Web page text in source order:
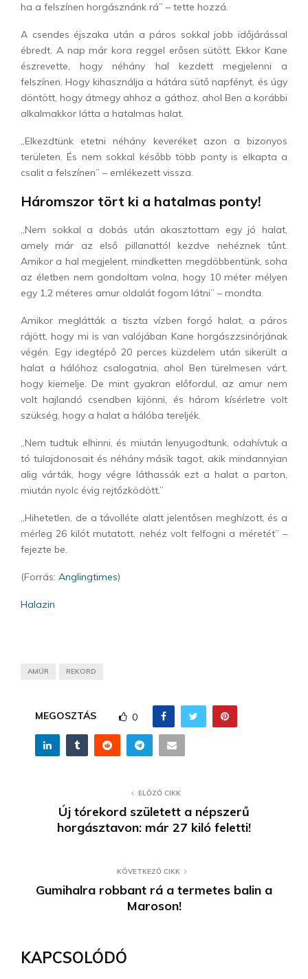
ha a felszínen horgásznánk rá” – tette hozzá.
A csendes éjszaka után a páros sokkal jobb időjárással
ébredt. A nap már kora reggel erősen sütött. Ekkor Kane
észrevette, hogy néhány hal kezdett megjelenni a
felszínen. Hogy kihasználja a hátára sütő napfényt, és úgy
döntött, hogy átmegy ahhoz a gáthoz, ahol Ben a korábbi
alkalmakkor látta a hatalmas halat.
„Elkezdtünk etetni néhány keveréket azon a bizonyos
területen. És nem sokkal később több ponty is elkapta a
csalit a felszínen” – emlékezett vissza.
Háromszor tört ki a hatalmas ponty!
„Nem sokkal a dobás után akasztottam egy jó halat,
amely már az első pillanattól kezdve nehéznek tűnt.
Amikor a hal megjelent, mindketten megdöbbentünk, soha
az életben nem gondoltam volna, hogy 10 méter mélyen
egy 1,2 méteres amur oldalát fogom látni” – mondta.
Amikor meglátták a tiszta vízben forgó halat, a páros
rájött, hogy mi is van valójában Kane horgászzsinórjának
végén. Egy idegtépő 20 perces küzdelem után sikerült a
halat a hálóhoz csalogatnia, ahol Ben türelmesen várt,
hogy kiemelje. De mint gyakran előfordul, az amur nem
volt hajlandó csendben kijönni, és három kísérletre volt
szükség, hogy a halat a hálóba tereljék.
„Nem tudtuk elhinni, és miután lenyugodtunk, odahívtuk a
tó tulajdonosait és néhány másik tagot, akik mindannyian
alig várták, hogy végre láthassák ezt a halat a parton,
miután nyolc évig rejtőzködött.”
„Hihetetlen, de a távolléte alatt jelentősen meghízott, és a
mérleg 26 kilót mutatott, nehéz volt felfogni a méretét” –
fejezte be.
(Forrás: Anglingtimes)
Halazin
AMÚR REKORD
MEGOSZTÁS 0
ELŐZŐ CIKK
Új tórekord született a népszerű
horgásztavon: már 27 kiló feletti!
KÖVETKEZŐ CIKK
Gumihalra robbant rá a termetes balin a
Maroson!
KAPCSOLÓDÓ